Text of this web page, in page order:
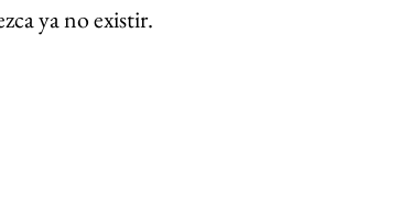
ya no existir.